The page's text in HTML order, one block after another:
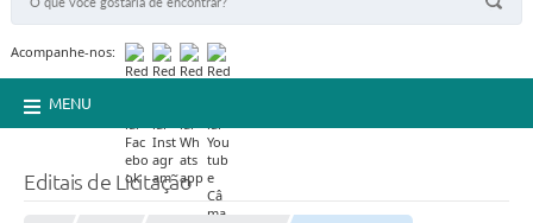
Acompanhe-nos:
MENU
Editais de Licitação